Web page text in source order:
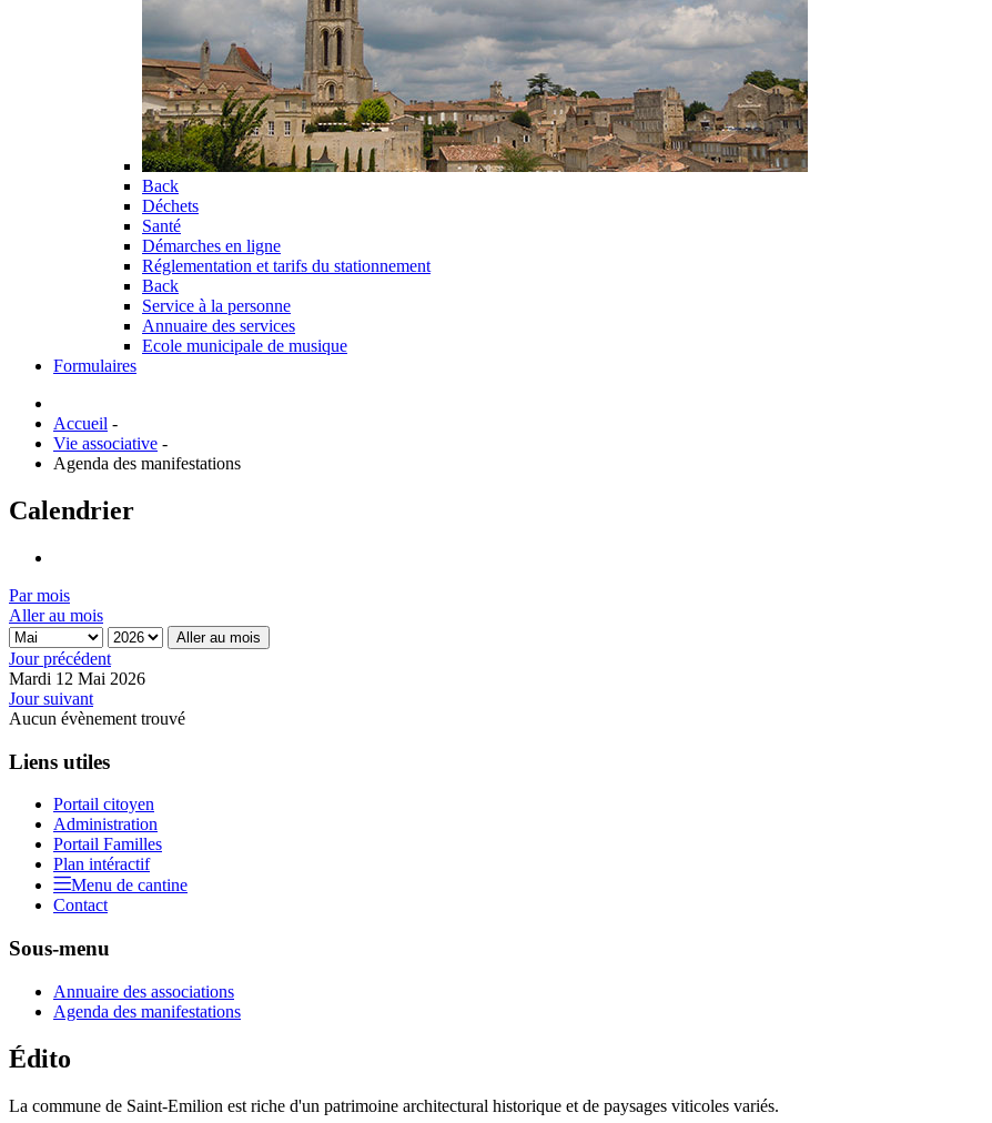
Back
Déchets
Santé
Démarches en ligne
Réglementation et tarifs du stationnement
Back
Service à la personne
Annuaire des services
Ecole municipale de musique
Formulaires
Accueil -
Vie associative -
Agenda des manifestations
Calendrier
Par mois
Aller au mois
Aller au mois
Jour précédent
Mardi 12 Mai 2026
Jour suivant
Aucun évènement trouvé
Liens utiles
Portail citoyen
Administration
Portail Familles
Plan intéractif
Menu de cantine
Contact
Sous-menu
Annuaire des associations
Agenda des manifestations
Édito
La commune de Saint-Emilion est riche d'un patrimoine architectural historique et de paysages viticoles variés.